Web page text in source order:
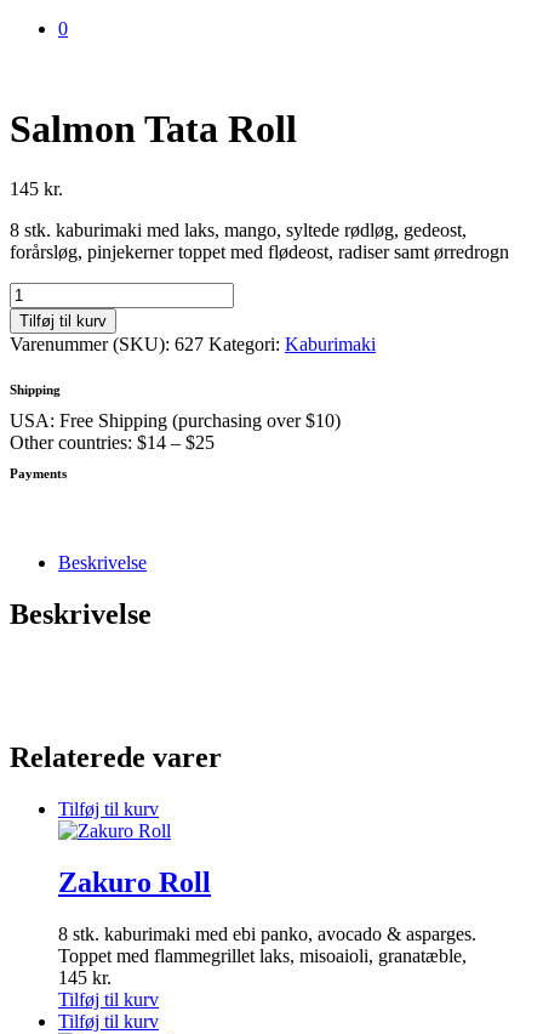
0
Salmon Tata Roll
145 kr.
8 stk. kaburimaki med laks, mango, syltede rødløg, gedeost,
forårsløg, pinjekerner toppet med flødeost, radiser samt ørredrogn
Salmon
Tata
Roll
antal
Tilføj til kurv
Varenummer (SKU): 627 Kategori: Kaburimaki
Shipping
USA: Free Shipping (purchasing over $10)
Other countries: $14 – $25
Payments
Beskrivelse
Beskrivelse
Relaterede varer
Tilføj til kurv
Zakuro Roll
8 stk. kaburimaki med ebi panko, avocado & asparges.
Toppet med flammegrillet laks, misoaioli, granatæble,
145 kr.
Tilføj til kurv
Tilføj til kurv